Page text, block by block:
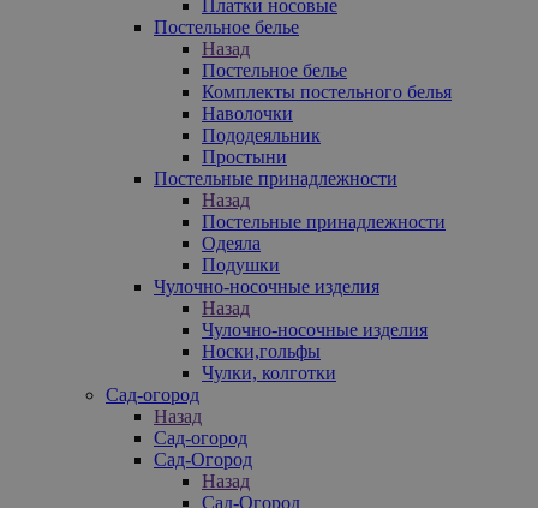
Платки носовые
Постельное белье
Назад
Постельное белье
Комплекты постельного белья
Наволочки
Пододеяльник
Простыни
Постельные принадлежности
Назад
Постельные принадлежности
Одеяла
Подушки
Чулочно-носочные изделия
Назад
Чулочно-носочные изделия
Носки,гольфы
Чулки, колготки
Сад-огород
Назад
Сад-огород
Сад-Огород
Назад
Сад-Огород